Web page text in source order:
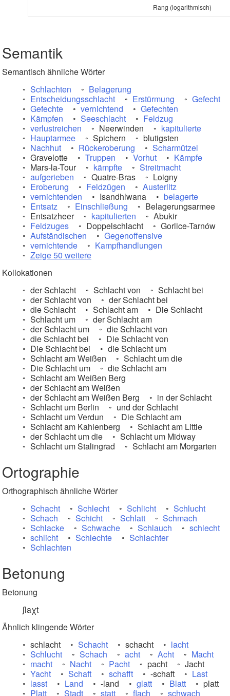
Rang (logarithmisch)
Semantik
Semantisch ähnliche Wörter
Schlachten
Belagerung
Entscheidungsschlacht
Erstürmung
Gefecht
Gefechte
vernichtend
Gefechten
Kämpfen
Seeschlacht
Feldzug
verlustreichen
Neerwinden
kapitulierte
Hauptarmee
Spichern
blutigsten
Nachhut
Rückeroberung
Scharmützel
Gravelotte
Truppen Vorhut
Kämpfe
Mars-la-Tour
kämpfte
Streitmacht
aufgerieben
Quatre-Bras
Loigny
Eroberung
Feldzügen
Austerlitz
vernichtenden
Isandhlwana
belagerte
Entsatz
Einschließung
Belagerungsarmee
Entsatzheer
kapitulierten
Abukir
Feldzuges
Doppelschlacht
Gorlice-Tarnów
Aufständischen
Gegenoffensive
vernichtende
Kampfhandlungen
Zeige 50 weitere
Kollokationen
der Schlacht
Schlacht von
Schlacht bei
der Schlacht von
der Schlacht bei
die Schlacht
Schlacht am
Die Schlacht
Schlacht um
der Schlacht am
der Schlacht um
die Schlacht von
die Schlacht bei
Die Schlacht von
Die Schlacht bei
die Schlacht um
Schlacht am Weißen
Schlacht um die
Die Schlacht um
die Schlacht am
Schlacht am Weißen Berg
der Schlacht am Weißen
der Schlacht am Weißen Berg
in der Schlacht
Schlacht um Berlin
und der Schlacht
Schlacht um Verdun
Die Schlacht am
Schlacht am Kahlenberg
Schlacht am Little
der Schlacht um die
Schlacht um Midway
Schlacht um Stalingrad
Schlacht am Morgarten
Ortographie
Orthographisch ähnliche Wörter
Schacht
Schlecht Schlicht
Schlucht
Schach
Schicht Schlatt
Schmach
Schlacke
Schwache Schlauch
schlecht
schlicht
Schlechte
Schlachter
Schlachten
Betonung
Betonung
ʃlaχt
Ähnlich klingende Wörter
schlacht
Schacht schacht
lacht
Schlucht
Schach acht Acht
Macht
macht
Nacht Pacht pacht
Jacht
Yacht
Schaft schafft -schaft
Last
lasst
Land -land glatt Blatt
platt
Platt
Stadt statt flach schwach